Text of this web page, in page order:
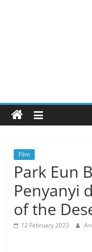
Film
Park Eun
Penyanyi
of the
12 February 2023